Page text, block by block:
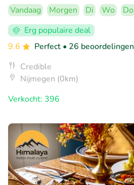
Vandaag Morgen Di Wo Do
Erg populaire deal
9.6
Perfect • 26 beoordelingen
Credible
Nijmegen (0km)
Verkocht: 396